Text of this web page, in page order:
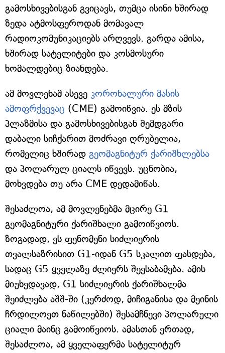
გამოსხივებისგან გვიცავს, თუმცა ისინი ხშირად
ზედა ატმოსფეროდან მომავალ
რადიოკომუნიკაციებს არღვევს. გარდა ამისა,
ხშირად სატელიტები და კოსმოსური
ხომალდებიც ზიანდება.
ამ მოვლენამ ასევე კორონალური მასის
ამოფრქვევაც (CME) გამოიწვია. ეს მზის
პლაზმისა და გამოსხივებისგან შემდგარი
დაბალი სიჩქარით მოძრავი ღრუბელია,
რომელიც ხშირად გეომაგნიტურ ქარიშხლებსა
და პოლარულ ციალს იწვევს. უცნობია,
მოხვდება თუ არა CME დედამიწას.
შესაძლოა, ამ მოვლენებმა მცირე G1
გეომაგნიტური ქარიშხალი გამოიწვიოს.
ზოგადად, ეს ფენომენი სიძლიერის
თვალსაზრისით G1-იდან G5 სკალით ფასდება,
სადაც G5 ყველაზე ძლიერს შეესაბამება. ამის
მიუხედავად, G1 სიძლიერის ქარიშხალმა
შეიძლება აშშ-ში (კერძოდ, მიჩიგანისა და მეინის
ჩრდილოეთ ნაწილებში) შესამჩნევი პოლარული
ციალი მაინც გამოიწვიოს. ამასთან ერთად,
შესაძლოა, ამ ყველაფერმა სატელიტურ